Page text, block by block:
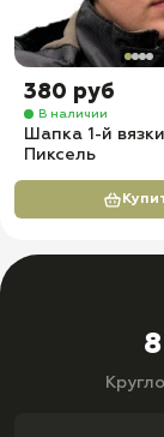
380 руб
В наличии
Шапка 1-й
Пиксель